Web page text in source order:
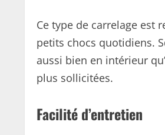
Ce type de carrelage est
petits chocs quotidiens.
aussi bien en intérieur
plus sollicitées.
Facilité d’entretien